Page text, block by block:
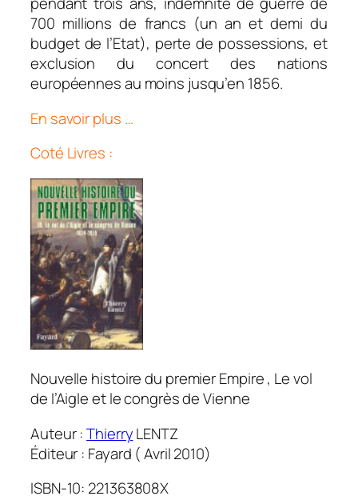
700 millions de francs (un an et demi du
budget de l’Etat), perte de possessions, et
exclusion du concert des nations
européennes au moins jusqu’en 1856.
En savoir plus …
Coté Livres :
Nouvelle histoire du premier Empire , Le vol
de l’Aigle et le congrès de Vienne
Auteur :ThierryLENTZ
Éditeur : Fayard ( Avril 2010)
ISBN-10: 221363808X